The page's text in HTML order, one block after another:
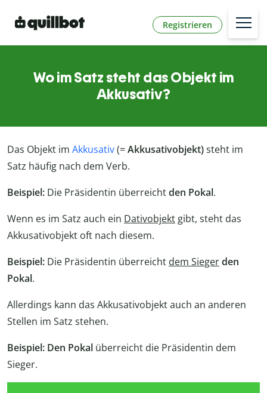
Registrieren
Wo im Satz steht das Objekt im
Akkusativ?
Das Objekt im Akkusativ(=Akkusativobjekt)steht im
Satz häufig nach dem Verb.
Beispiel: Die Präsidentin überreichtden Pokal.
Wenn es im Satz auch ein Dativobjekt gibt, steht das
Akkusativobjekt oft nach diesem.
Beispiel: Die Präsidentin überreicht dem Siegerden
Pokal.
Allerdings kann das Akkusativobjekt auch an anderen
Stellen im Satz stehen.
Beispiel: Den Pokal überreicht die Präsidentin dem
Sieger.